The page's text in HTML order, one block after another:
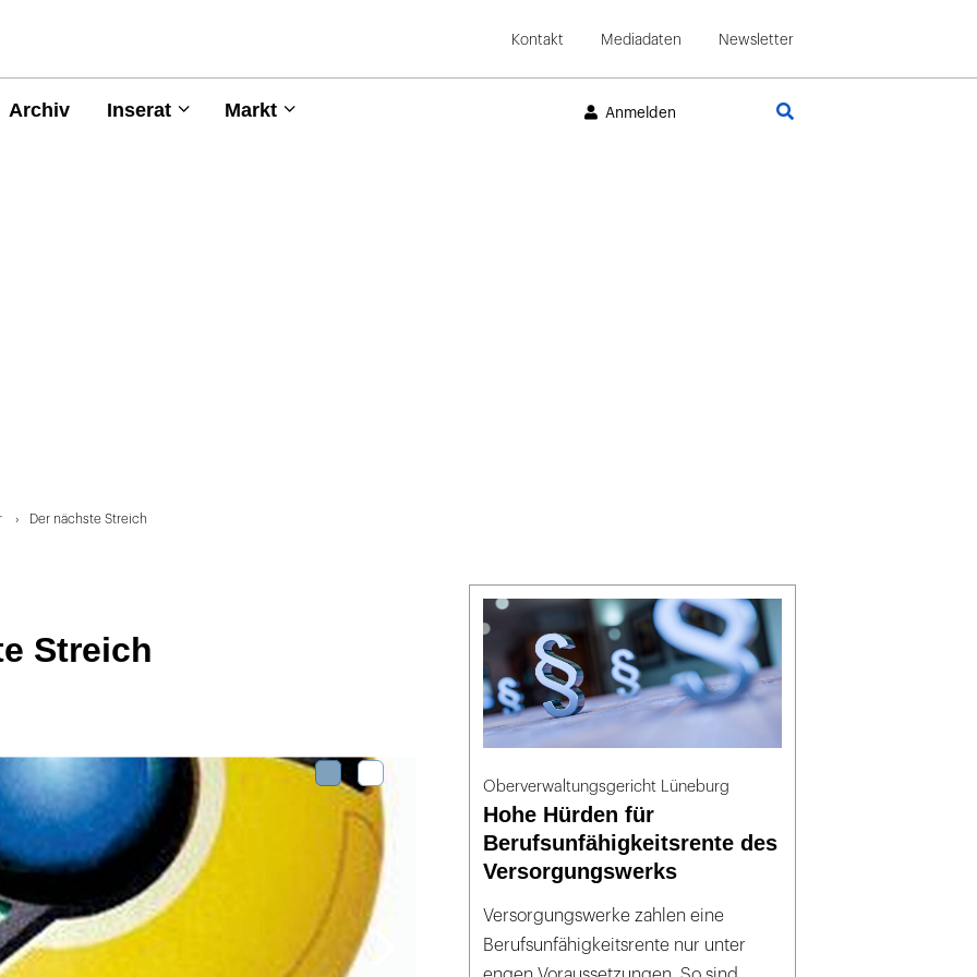
Kontakt Mediadaten Newsletter
Archiv Inserat Markt Anmelden
Der nächste Streich
Streich
Oberverwaltungsgericht Lüneburg
Hohe Hürden für
Berufsunfähigkeitsrente des
Versorgungswerks
Versorgungswerke zahlen eine
Berufsunfähigkeitsrente nur unter